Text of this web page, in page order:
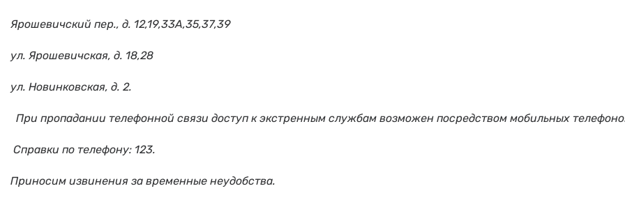
Ярошевичский пер., д. 12,19,33А,35,37,39
ул. Ярошевичская, д. 18,28
ул. Новинковская, д. 2.
При пропадании телефонной связи доступ к экстренным службам возможен посредством мобильных
Справки по телефону: 123.
Приносим извинения за временные неудобства.